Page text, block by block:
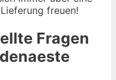
freuen!
Fragen